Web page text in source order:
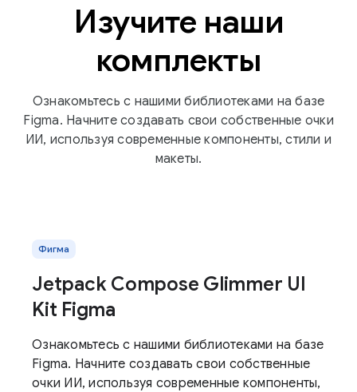
Изучите наши
комплекты
Ознакомьтесь с нашими библиотеками на базе
Figma. Начните создавать свои собственные очки
ИИ, используя современные компоненты, стили и
макеты.
Фигма
Jetpack Compose Glimmer UI
Kit Figma
Ознакомьтесь с нашими библиотеками на базе
Figma. Начните создавать свои собственные
очки ИИ, используя современные компоненты,